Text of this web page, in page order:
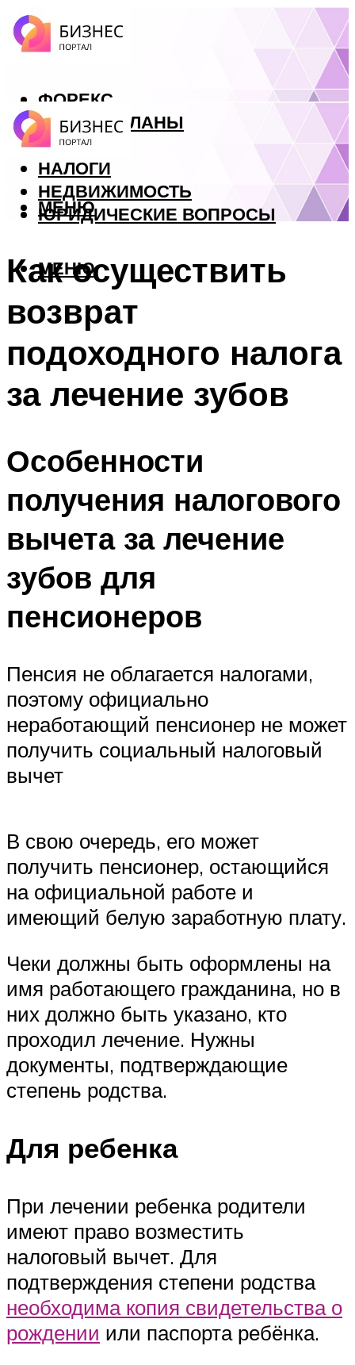
ФОРЕКС
БИЗНЕС ПЛАНЫ
КРЕДИТЫ
НАЛОГИ
НЕДВИЖИМОСТЬ
ЮРИДИЧЕСКИЕ ВОПРОСЫ
МЕНЮ
МЕНЮ
Как осуществить
возврат
подоходного налога
за лечение зубов
Особенности
получения налогового
вычета за лечение
зубов для
пенсионеров
Пенсия не облагается налогами,
поэтому официально
неработающий пенсионер не может
получить социальный налоговый
вычет
В свою очередь, его может
получить пенсионер, остающийся
на официальной работе и
имеющий белую заработную плату.
Чеки должны быть оформлены на
имя работающего гражданина, но в
них должно быть указано, кто
проходил лечение. Нужны
документы, подтверждающие
степень родства.
Для ребенка
При лечении ребенка родители
имеют право возместить
налоговый вычет. Для
подтверждения степени родства
необходима копия свидетельства о
рождении или паспорта ребёнка.